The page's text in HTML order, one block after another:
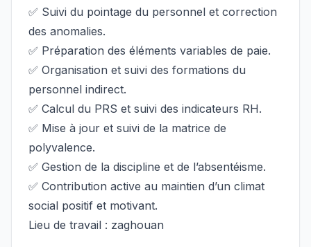
✅ Suivi du pointage du personnel et correction
des anomalies.
✅ Préparation des éléments variables de paie.
✅ Organisation et suivi des formations du
personnel indirect.
✅ Calcul du PRS et suivi des indicateurs RH.
✅ Mise à jour et suivi de la matrice de
polyvalence.
✅ Gestion de la discipline et de l’absentéisme.
✅ Contribution active au maintien d’un climat
social positif et motivant.
Lieu de travail : zaghouan